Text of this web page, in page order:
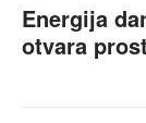
Energija
otvara